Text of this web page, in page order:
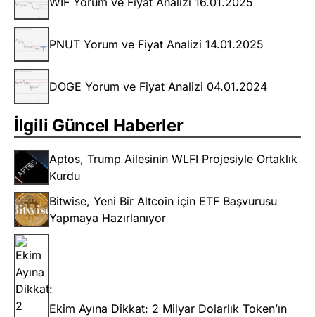
PNUT Yorum ve Fiyat Analizi 14.01.2025
DOGE Yorum ve Fiyat Analizi 04.01.2024
İlgili Güncel Haberler
Aptos, Trump Ailesinin WLFI Projesiyle Ortaklık
Kurdu
Bitwise, Yeni Bir Altcoin için ETF Başvurusu
Yapmaya Hazırlanıyor
Ekim Ayına Dikkat: 2 Milyar Dolarlık Token’ın